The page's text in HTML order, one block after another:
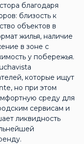
благодаря
близость к
объектов в
жилья, наличие
в зоне с
у побережья.
которые ищут
но при этом
среду для
сервисам и
ликвидность